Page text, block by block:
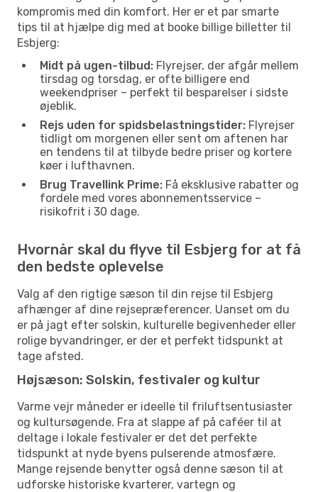
kompromis med din komfort. Her er et par smarte
tips til at hjælpe dig med at booke billige billetter til
Esbjerg:
Midt på ugen-tilbud: Flyrejser, der afgår mellem
tirsdag og torsdag, er ofte billigere end
weekendpriser – perfekt til besparelser i sidste
øjeblik.
Rejs uden for spidsbelastningstider: Flyrejser
tidligt om morgenen eller sent om aftenen har
en tendens til at tilbyde bedre priser og kortere
køer i lufthavnen.
Brug Travellink Prime: Få eksklusive rabatter og
fordele med vores abonnementsservice –
risikofrit i 30 dage.
Hvornår skal du flyve til Esbjerg for at få
den bedste oplevelse
Valg af den rigtige sæson til din rejse til Esbjerg
afhænger af dine rejsepræferencer. Uanset om du
er på jagt efter solskin, kulturelle begivenheder eller
rolige byvandringer, er der et perfekt tidspunkt at
tage afsted.
Højsæson: Solskin, festivaler og kultur
Varme vejr måneder er ideelle til friluftsentusiaster
og kultursøgende. Fra at slappe af på caféer til at
deltage i lokale festivaler er det det perfekte
tidspunkt at nyde byens pulserende atmosfære.
Mange rejsende benytter også denne sæson til at
udforske historiske kvarterer, vartegn og